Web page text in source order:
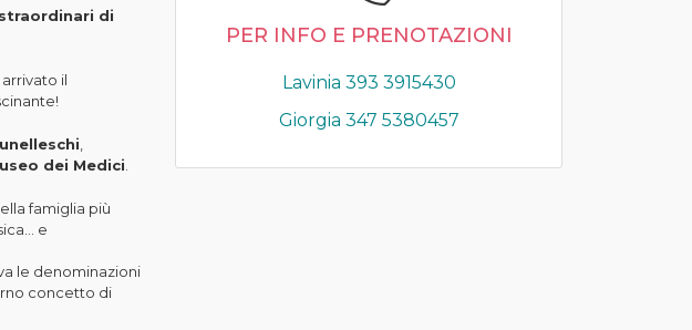
di
il
,
dei Medici.
famiglia più
e
le denominazioni
concetto di
PER INFO E PRENOTAZIONI
Lavinia 393 3915430
Giorgia 347 5380457